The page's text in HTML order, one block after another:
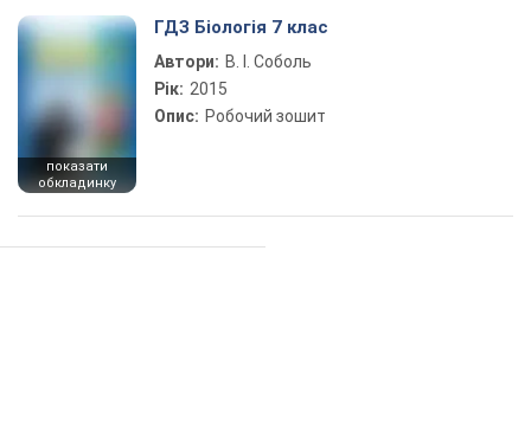
показати
обкладинку
ГДЗ Біологія 7 клас
Автори: В. І. Соболь
Рік: 2015
Опис: Робочий зошит